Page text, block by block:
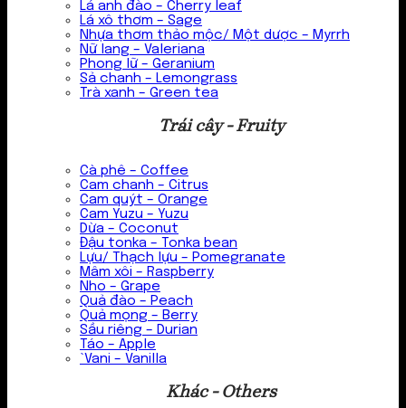
Lá anh đào – Cherry leaf
Lá xô thơm – Sage
Nhựa thơm thảo mộc/ Một dược – Myrrh
Nữ lang – Valeriana
Phong lữ – Geranium
Sả chanh – Lemongrass
Trà xanh – Green tea
Trái cây - Fruity
Cà phê – Coffee
Cam chanh – Citrus
Cam quýt – Orange
Cam Yuzu – Yuzu
Dừa – Coconut
Đậu tonka – Tonka bean
Lựu/ Thạch lựu – Pomegranate
Mâm xôi – Raspberry
Nho – Grape
Quả đào – Peach
Quả mọng – Berry
Sầu riêng – Durian
Táo – Apple
`Vani – Vanilla
Khác - Others